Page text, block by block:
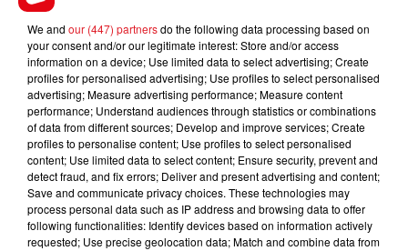
FIL D'ACTUS
15 juillet 2026
We and our (447) partnersdo the following data processing based on
your consent and/or our legitimate interest: Store and/or access
information on a device; Use limited data to select advertising; Create
profiles for personalised advertising; Use profiles to select personalised
advertising; Measure advertising performance; Measure content
performance; Understand audiences through statistics or combinations
of data from different sources; Develop and improve services; Create
profiles to personalise content; Use profiles to select personalised
content; Use limited data to select content; Ensure security, prevent and
detect fraud, and fix errors; Deliver and present advertising and content;
Save and communicate privacy choices. These technologies may
process personal data such as IP address and browsing data to offer
following functionalities: Identify devices based on information actively
requested; Use precise geolocation data; Match and combine data from